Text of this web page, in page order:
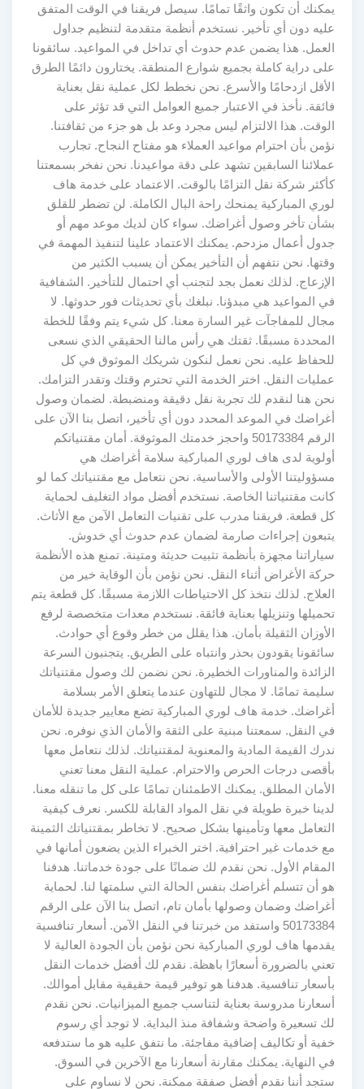
يمكنك أن تكون واثقًا تمامًا. سيصل فريقنا في الوقت المتفق
عليه دون أي تأخير. نستخدم أنظمة متقدمة لتنظيم جداول
العمل. هذا يضمن عدم حدوث أي تداخل في المواعيد. سائقونا
على دراية كاملة بجميع شوارع المنطقة. يختارون دائمًا الطرق
الأقل ازدحامًا والأسرع. نحن نخطط لكل عملية نقل بعناية
فائقة. نأخذ في الاعتبار جميع العوامل التي قد تؤثر على
الوقت. هذا الالتزام ليس مجرد وعد بل هو جزء من ثقافتنا.
نؤمن بأن احترام مواعيد العملاء هو مفتاح النجاح. تجارب
عملائنا السابقين تشهد على دقة مواعيدنا. نحن نفخر بسمعتنا
كأكثر شركة نقل التزامًا بالوقت. الاعتماد على خدمة هاف
لوري المباركية يمنحك راحة البال الكاملة. لن تضطر للقلق
بشأن تأخر وصول أغراضك. سواء كان لديك موعد مهم أو
جدول أعمال مزدحم. يمكنك الاعتماد علينا لتنفيذ المهمة في
وقتها. نحن نتفهم أن التأخير يمكن أن يسبب الكثير من
الإزعاج. لذلك نعمل بجد لتجنب أي احتمال للتأخير. الشفافية
في المواعيد هي مبدؤنا. نبلغك بأي تحديثات فور حدوثها. لا
مجال للمفاجآت غير السارة معنا. كل شيء يتم وفقًا للخطة
المحددة مسبقًا. ثقتك هي رأس مالنا الحقيقي الذي نسعى
للحفاظ عليه. نحن نعمل لنكون شريكك الموثوق في كل
عمليات النقل. اختر الخدمة التي تحترم وقتك وتقدر التزامك.
نحن هنا لنقدم لك تجربة نقل دقيقة ومنضبطة. لضمان وصول
أغراضك في الموعد المحدد دون أي تأخير، اتصل بنا الآن على
الرقم 50173384 واحجز خدمتك الموثوقة. أمان مقتنياتكم
أولوية لدى هاف لوري المباركية سلامة أغراضك هي
مسؤوليتنا الأولى والأساسية. نحن نتعامل مع مقتنياتك كما لو
كانت مقتنياتنا الخاصة. نستخدم أفضل مواد التغليف لحماية
كل قطعة. فريقنا مدرب على تقنيات التعامل الآمن مع الأثاث.
يتبعون إجراءات صارمة لضمان عدم حدوث أي خدوش.
سياراتنا مجهزة بأنظمة تثبيت حديثة ومتينة. تمنع هذه الأنظمة
حركة الأغراض أثناء النقل. نحن نؤمن بأن الوقاية خير من
العلاج. لذلك نتخذ كل الاحتياطات اللازمة مسبقًا. كل قطعة يتم
تحميلها وتنزيلها بعناية فائقة. نستخدم معدات متخصصة لرفع
الأوزان الثقيلة بأمان. هذا يقلل من خطر وقوع أي حوادث.
سائقونا يقودون بحذر وانتباه على الطريق. يتجنبون السرعة
الزائدة والمناورات الخطيرة. نحن نضمن لك وصول مقتنياتك
سليمة تمامًا. لا مجال للتهاون عندما يتعلق الأمر بسلامة
أغراضك. خدمة هاف لوري المباركية تضع معايير جديدة للأمان
في النقل. سمعتنا مبنية على الثقة والأمان الذي نوفره. نحن
ندرك القيمة المادية والمعنوية لمقتنياتك. لذلك نتعامل معها
بأقصى درجات الحرص والاحترام. عملية النقل معنا تعني
الأمان المطلق. يمكنك الاطمئنان تمامًا على كل ما تنقله معنا.
لدينا خبرة طويلة في نقل المواد القابلة للكسر. نعرف كيفية
التعامل معها وتأمينها بشكل صحيح. لا تخاطر بمقتنياتك الثمينة
مع خدمات غير احترافية. اختر الخبراء الذين يضعون أمانها في
المقام الأول. نحن نقدم لك ضمانًا على جودة خدماتنا. هدفنا
هو أن تتسلم أغراضك بنفس الحالة التي سلمتها لنا. لحماية
أغراضك وضمان وصولها بأمان تام، اتصل بنا الآن على الرقم
50173384 واستفد من خبرتنا في النقل الآمن. أسعار تنافسية
يقدمها هاف لوري المباركية نحن نؤمن بأن الجودة العالية لا
تعني بالضرورة أسعارًا باهظة. نقدم لك أفضل خدمات النقل
بأسعار تنافسية. هدفنا هو توفير قيمة حقيقية مقابل أموالك.
أسعارنا مدروسة بعناية لتناسب جميع الميزانيات. نحن نقدم
لك تسعيرة واضحة وشفافة منذ البداية. لا توجد أي رسوم
خفية أو تكاليف إضافية مفاجئة. ما نتفق عليه هو ما ستدفعه
في النهاية. يمكنك مقارنة أسعارنا مع الآخرين في السوق.
ستجد أننا نقدم أفضل صفقة ممكنة. نحن لا نساوم على